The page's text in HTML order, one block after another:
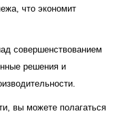
что экономит
совершенствованием
решения и
вы можете полагаться